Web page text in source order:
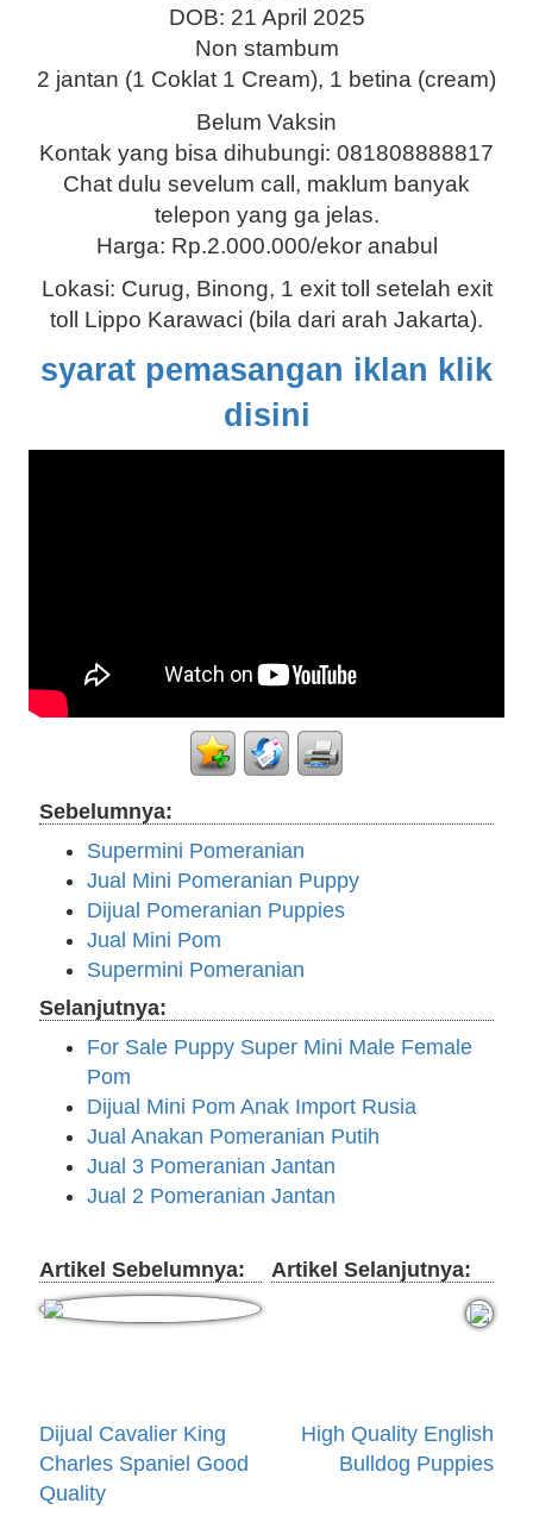
DOB: 21 April 2025
Non stambum
2 jantan (1 Coklat 1 Cream), 1 betina (cream)
Belum Vaksin
Kontak yang bisa dihubungi: 081808888817
Chat dulu sevelum call, maklum banyak
telepon yang ga jelas.
Harga: Rp.2.000.000/ekor anabul
Lokasi: Curug, Binong, 1 exit toll setelah exit
toll Lippo Karawaci (bila dari arah Jakarta).
syarat pemasangan iklan klik
disini
Sebelumnya:
Supermini Pomeranian
Jual Mini Pomeranian Puppy
Dijual Pomeranian Puppies
Jual Mini Pom
Supermini Pomeranian
Selanjutnya:
For Sale Puppy Super Mini Male Female
Pom
Dijual Mini Pom Anak Import Rusia
Jual Anakan Pomeranian Putih
Jual 3 Pomeranian Jantan
Jual 2 Pomeranian Jantan
Artikel Sebelumnya:
Dijual Cavalier King
Charles Spaniel Good
Quality
Artikel Selanjutnya:
High Quality English
Bulldog Puppies